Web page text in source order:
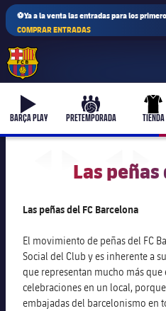
⚽Ya a la venta las entradas para los
COMPRAR ENTRADAS
b-play
BARÇA PLAY
culers-ball
PRETEMPORADA TIENDA
Femenino
plusicon
más
Actualidad
Barça Atlètic
plusicon
más
Las
Las peñas del FC Barcelona
El movimiento de peñas del FC
Social del Club y es inherente a
que representan mucho más
celebraciones en un local,
embajadas del barcelonismo en